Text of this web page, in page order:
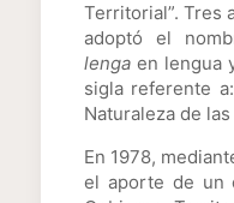
Territorial”. Tres
adoptó el
lengaen lengua
sigla referente
Naturaleza de
En 1978,
el aporte de un